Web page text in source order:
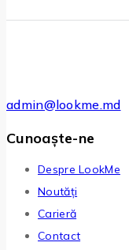
admin@lookme.md
Cunoaște-ne
Despre LookMe
Noutăți
Carieră
Contact